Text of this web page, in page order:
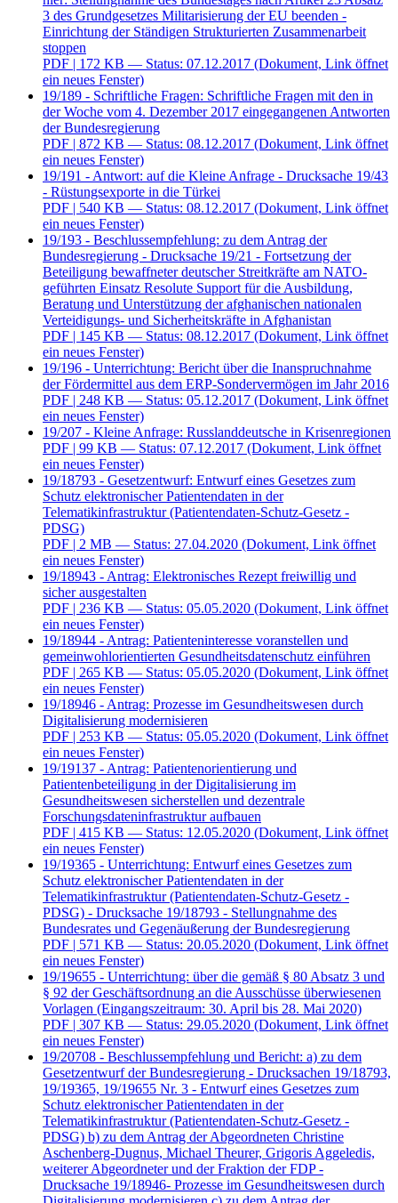
3 des Grundgesetzes Militarisierung der EU beenden -
Einrichtung der Ständigen Strukturierten Zusammenarbeit
stoppen
PDF | 172 KB — Status: 07.12.2017 (Dokument, Link öffnet
ein neues Fenster)
19/189 - Schriftliche Fragen: Schriftliche Fragen mit den in
der Woche vom 4. Dezember 2017 eingegangenen Antworten
der Bundesregierung
PDF | 872 KB — Status: 08.12.2017 (Dokument, Link öffnet
ein neues Fenster)
19/191 - Antwort: auf die Kleine Anfrage - Drucksache 19/43
- Rüstungsexporte in die Türkei
PDF | 540 KB — Status: 08.12.2017 (Dokument, Link öffnet
ein neues Fenster)
19/193 - Beschlussempfehlung: zu dem Antrag der
Bundesregierung - Drucksache 19/21 - Fortsetzung der
Beteiligung bewaffneter deutscher Streitkräfte am NATO-
geführten Einsatz Resolute Support für die Ausbildung,
Beratung und Unterstützung der afghanischen nationalen
Verteidigungs- und Sicherheitskräfte in Afghanistan
PDF | 145 KB — Status: 08.12.2017 (Dokument, Link öffnet
ein neues Fenster)
19/196 - Unterrichtung: Bericht über die Inanspruchnahme
der Fördermittel aus dem ERP-Sondervermögen im Jahr 2016
PDF | 248 KB — Status: 05.12.2017 (Dokument, Link öffnet
ein neues Fenster)
19/207 - Kleine Anfrage: Russlanddeutsche in Krisenregionen
PDF | 99 KB — Status: 07.12.2017 (Dokument, Link öffnet
ein neues Fenster)
19/18793 - Gesetzentwurf: Entwurf eines Gesetzes zum
Schutz elektronischer Patientendaten in der
Telematikinfrastruktur (Patientendaten-Schutz-Gesetz -
PDSG)
PDF | 2 MB — Status: 27.04.2020 (Dokument, Link öffnet
ein neues Fenster)
19/18943 - Antrag: Elektronisches Rezept freiwillig und
sicher ausgestalten
PDF | 236 KB — Status: 05.05.2020 (Dokument, Link öffnet
ein neues Fenster)
19/18944 - Antrag: Patienteninteresse voranstellen und
gemeinwohlorientierten Gesundheitsdatenschutz einführen
PDF | 265 KB — Status: 05.05.2020 (Dokument, Link öffnet
ein neues Fenster)
19/18946 - Antrag: Prozesse im Gesundheitswesen durch
Digitalisierung modernisieren
PDF | 253 KB — Status: 05.05.2020 (Dokument, Link öffnet
ein neues Fenster)
19/19137 - Antrag: Patientenorientierung und
Patientenbeteiligung in der Digitalisierung im
Gesundheitswesen sicherstellen und dezentrale
Forschungsdateninfrastruktur aufbauen
PDF | 415 KB — Status: 12.05.2020 (Dokument, Link öffnet
ein neues Fenster)
19/19365 - Unterrichtung: Entwurf eines Gesetzes zum
Schutz elektronischer Patientendaten in der
Telematikinfrastruktur (Patientendaten-Schutz-Gesetz -
PDSG) - Drucksache 19/18793 - Stellungnahme des
Bundesrates und Gegenäußerung der Bundesregierung
PDF | 571 KB — Status: 20.05.2020 (Dokument, Link öffnet
ein neues Fenster)
19/19655 - Unterrichtung: über die gemäß § 80 Absatz 3 und
§ 92 der Geschäftsordnung an die Ausschüsse überwiesenen
Vorlagen (Eingangszeitraum: 30. April bis 28. Mai 2020)
PDF | 307 KB — Status: 29.05.2020 (Dokument, Link öffnet
ein neues Fenster)
19/20708 - Beschlussempfehlung und Bericht: a) zu dem
Gesetzentwurf der Bundesregierung - Drucksachen 19/18793,
19/19365, 19/19655 Nr. 3 - Entwurf eines Gesetzes zum
Schutz elektronischer Patientendaten in der
Telematikinfrastruktur (Patientendaten-Schutz-Gesetz -
PDSG) b) zu dem Antrag der Abgeordneten Christine
Aschenberg-Dugnus, Michael Theurer, Grigoris Aggeledis,
weiterer Abgeordneter und der Fraktion der FDP -
Drucksache 19/18946- Prozesse im Gesundheitswesen durch